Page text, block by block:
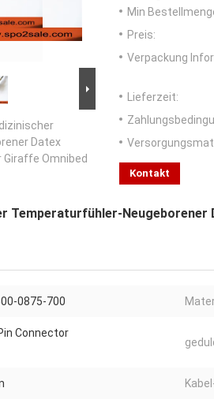
Datex
Omnibed
Min
Preis:
Verpackung
Lieferzeit:
Kontakt
Temperaturfühler-Neugeborener
0875-700
Connector